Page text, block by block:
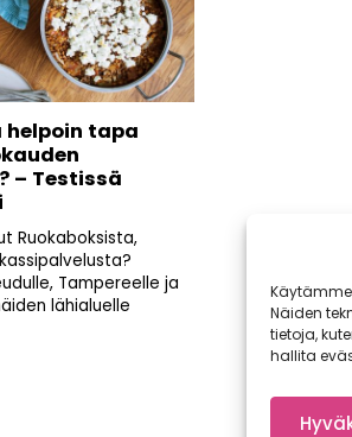
Näiden
tietoja,
hallita
helpoin tapa
– Testissä
Ruokaboksista,
Tampereelle ja
lähialuelle